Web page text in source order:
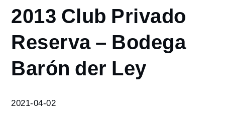
April
2013
Club
Privado
Reserva
–
Barón
2013 Club Privado
Reserva – Bodega
Barón der Ley
2021-04-02